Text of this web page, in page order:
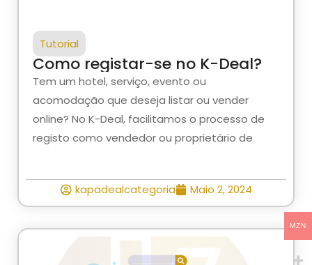
Tutorial
Como registar-se no K-Deal?
Tem um hotel, serviço, evento ou
acomodação que deseja listar ou vender
online? No K-Deal, facilitamos o processo de
registo como vendedor ou proprietário de
kapadealcategoria Maio 2, 2024
MZN